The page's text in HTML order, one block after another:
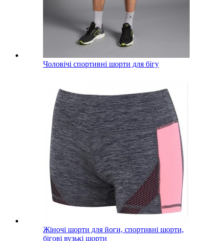
Чоловічі спортивні шорти для бігу
Жіночі шорти для йоги, спортивні шорти,
бігові вузькі шорти